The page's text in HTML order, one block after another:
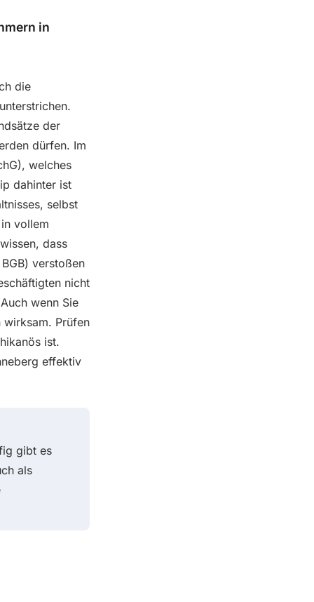
in
die
der
dürfen. Im
welches
dahinter ist
selbst
vollem
dass
verstoßen
nicht
wenn Sie
wirksam. Prüfen
ist.
effektiv
gibt es
als